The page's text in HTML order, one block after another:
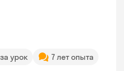
урок
7 лет опыта